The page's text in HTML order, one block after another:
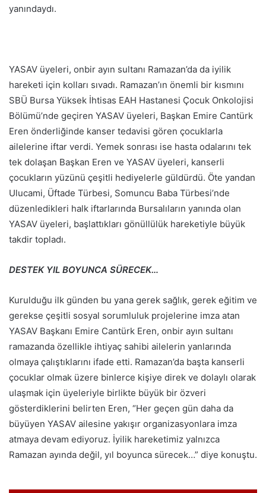
yanındaydı.
YASAV üyeleri, onbir ayın sultanı Ramazan’da da iyilik
hareketi için kolları sıvadı. Ramazan’ın önemli bir kısmını
SBÜ Bursa Yüksek İhtisas EAH Hastanesi Çocuk Onkolojisi
Bölümü’nde geçiren YASAV üyeleri, Başkan Emire Cantürk
Eren önderliğinde kanser tedavisi gören çocuklarla
ailelerine iftar verdi. Yemek sonrası ise hasta odalarını tek
tek dolaşan Başkan Eren ve YASAV üyeleri, kanserli
çocukların yüzünü çeşitli hediyelerle güldürdü. Öte yandan
Ulucami, Üftade Türbesi, Somuncu Baba Türbesi’nde
düzenledikleri halk iftarlarında Bursalıların yanında olan
YASAV üyeleri, başlattıkları gönüllülük hareketiyle büyük
takdir topladı.
DESTEK YIL BOYUNCA SÜRECEK…
Kurulduğu ilk günden bu yana gerek sağlık, gerek eğitim ve
gerekse çeşitli sosyal sorumluluk projelerine imza atan
YASAV Başkanı Emire Cantürk Eren, onbir ayın sultanı
ramazanda özellikle ihtiyaç sahibi ailelerin yanlarında
olmaya çalıştıklarını ifade etti. Ramazan’da başta kanserli
çocuklar olmak üzere binlerce kişiye direk ve dolaylı olarak
ulaşmak için üyeleriyle birlikte büyük bir özveri
gösterdiklerini belirten Eren, “Her geçen gün daha da
büyüyen YASAV ailesine yakışır organizasyonlara imza
atmaya devam ediyoruz. İyilik hareketimiz yalnızca
Ramazan ayında değil, yıl boyunca sürecek…” diye konuştu.